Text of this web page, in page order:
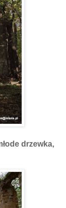
drzewka,